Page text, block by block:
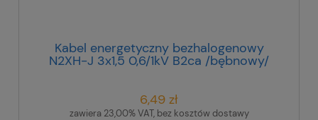
Kabel energetyczny bezhalogenowy
N2XH-J 3x1,5 0,6/1kV B2ca /bębnowy/
6,49 zł
zawiera 23,00% VAT, bez kosztów dostawy